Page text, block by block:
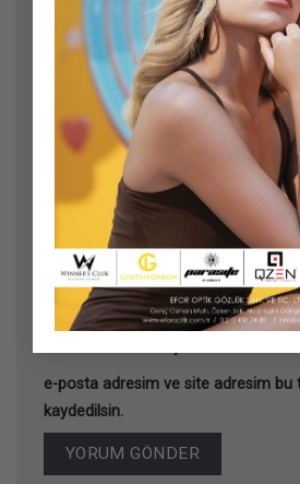
Ad*
E-posta
İnternet sitesi
e-posta adresim ve site adresim bu
kaydedilsin.